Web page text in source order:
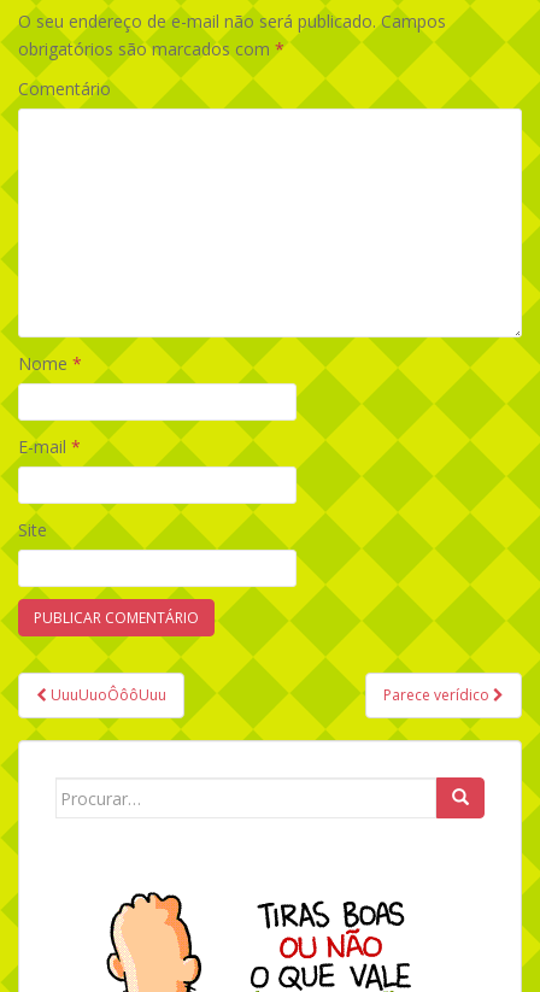
O seu endereço de e-mail não será publicado.Campos
obrigatórios são marcados com *
Comentário
Nome *
E-mail *
Site
Navegação de Post
UuuUuoÔôôUuu Parece verídico
Search for: